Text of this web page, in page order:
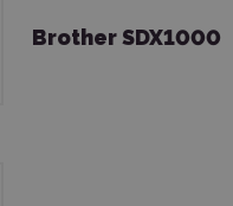
Brother SDX1000